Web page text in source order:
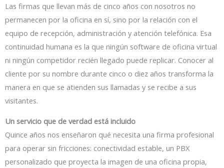
Las firmas que llevan más de cinco años con nosotros no
permanecen por la oficina en sí, sino por la relación con el
equipo de recepción, administración y atención telefónica. Esa
continuidad humana es la que ningún software de oficina virtual
ni ningún competidor recién llegado puede replicar. Conocer al
cliente por su nombre durante cinco o diez años transforma la
manera en que se atienden sus llamadas y se recibe a sus
visitantes.
Un servicio que de verdad está incluido
Quince años nos enseñaron qué necesita una firma profesional
para operar sin fricciones: conectividad estable, un PBX
personalizado que proyecta la imagen de una oficina propia,